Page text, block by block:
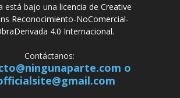
está bajo unalicencia de Creative
Reconocimiento-NoComercial-
4.0 Internacional.
Contáctanos:
o